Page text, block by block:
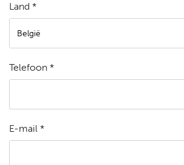
Land *
Telefoon *
E-mail *